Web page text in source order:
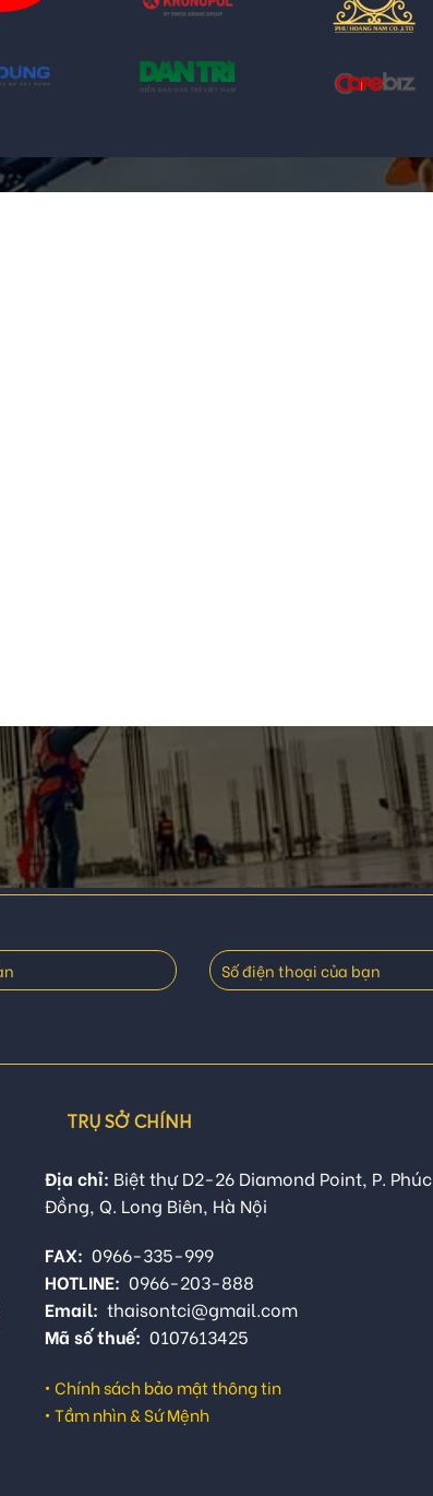
TRỤ SỞ CHÍNH
Địa chỉ: Biệt thự D2-26 Diamond Point, P. Phúc
Đồng, Q. Long Biên, Hà Nội
FAX: 0966-335-999
HOTLINE: 0966-203-888
Email: thaisontci@gmail.com
Mã số thuế: 0107613425
• Chính sách bảo mật thông tin
• Tầm nhìn & Sứ Mệnh